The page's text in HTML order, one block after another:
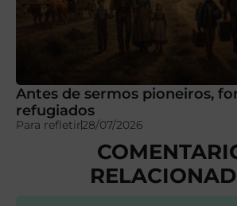
Antes de sermos pioneiros,
refugiados
Para refletir28/07/2026